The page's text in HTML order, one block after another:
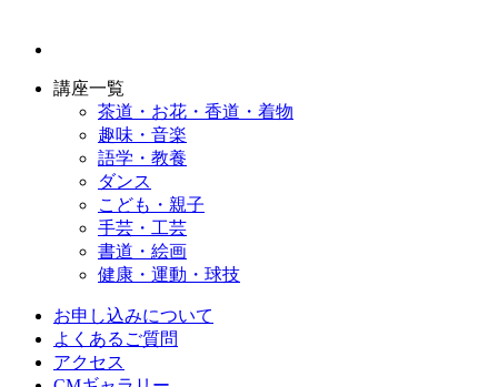
講座一覧
茶道・お花・香道・着物
趣味・音楽
語学・教養
ダンス
こども・親子
手芸・工芸
書道・絵画
健康・運動・球技
お申し込みについて
よくあるご質問
アクセス